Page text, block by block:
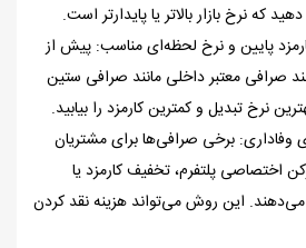
که نرخ بازار بالاتر یا پایدارتر است.
پایین و نرخ لحظه‌ای مناسب: پیش از
صرافی معتبر داخلی مانند صرافی ستین
نرخ تبدیل و کمترین کارمزد را بیابید.
وفاداری: برخی صرافی‌ها برای مشتریان
اختصاصی پلتفرم، تخفیف کارمزد یا
می‌دهند. این روش می‌تواند هزینه نقد کردن